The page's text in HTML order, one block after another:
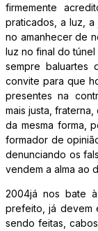
firmemente
praticados, a luz,
no amanhecer de
luz no final do túnel
sempre baluartes
convite para que
presentes na
mais justa, fraterna,
da mesma forma,
formador de
denunciando os
vendem a alma ao
2004já nos bate
prefeito, já devem
sendo feitas,